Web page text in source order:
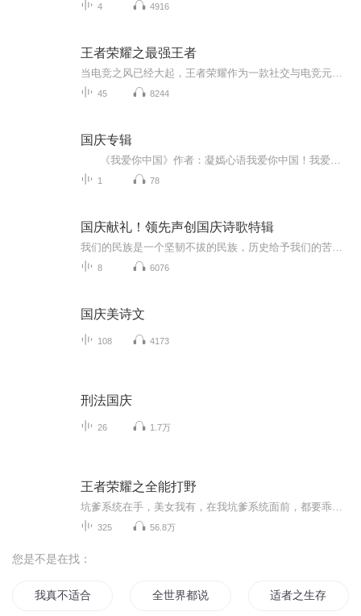
4 4916
王者荣耀之最强王者
45 8244
国庆专辑
1 78
国庆献礼！领先声创国庆诗歌特辑
8 6076
国庆美诗文
108 4173
刑法国庆
26 1.7万
王者荣耀之全能打野
325 56.8万
您是不是在找：
我真不适合当盟主 全世界都说我们不合适 适者之生存